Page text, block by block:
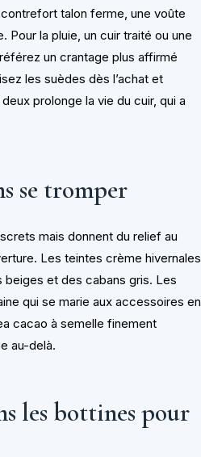
talon ferme, une voûte
Pour la pluie, un cuir traité ou une
un crantage plus affirmé
les suèdes dès l’achat et
prolonge la vie du cuir, qui a
se tromper
mais donnent du relief au
Les teintes crème hivernales
beiges et des cabans gris. Les
qui se marie aux accessoires en
cacao à semelle finement
au-delà.
les bottines pour